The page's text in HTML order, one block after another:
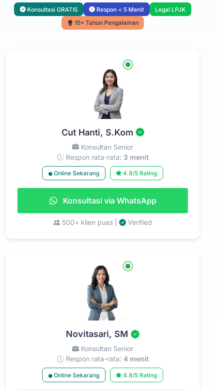
Konsultasi GRATIS Respon < 5 Menit
Legal LPJK
15+ Tahun Pengalaman
Cut Hanti, S.Kom
Konsultan Senior
Respon rata-rata: 3 menit
Online Sekarang 4.9/5 Rating
Konsultasi via WhatsApp
500+ klien puas | Verified
Novitasari, SM
Konsultan Senior
Respon rata-rata: 4 menit
Online Sekarang 4.8/5 Rating